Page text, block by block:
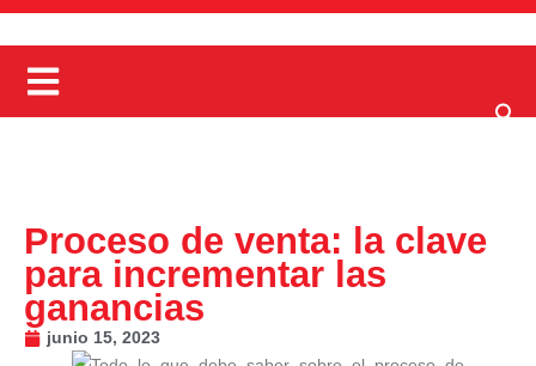
Proceso de venta: la clave
para incrementar las
ganancias
junio 15, 2023